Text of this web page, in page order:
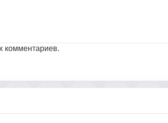
комментариев.